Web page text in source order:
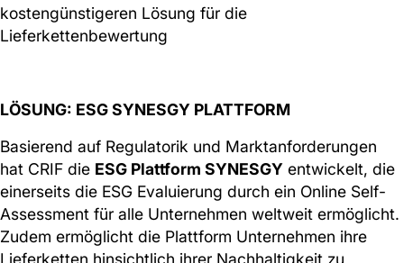
kostengünstigeren Lösung für die
Lieferkettenbewertung
LÖSUNG: ESG SYNESGY PLATTFORM
Basierend auf Regulatorik und Marktanforderungen
hat CRIF die ESG Plattform SYNESGY entwickelt, die
einerseits die ESG Evaluierung durch ein Online Self-
Assessment für alle Unternehmen weltweit ermöglicht.
Zudem ermöglicht die Plattform Unternehmen ihre
Lieferketten hinsichtlich ihrer Nachhaltigkeit zu